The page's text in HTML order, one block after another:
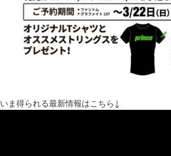
いま得られる最新情報はこちら↓